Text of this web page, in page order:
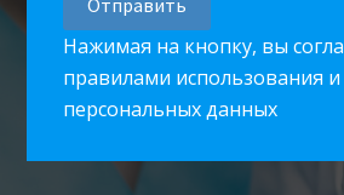
Нажимая на кнопку, вы
правилами использования
персональных данных